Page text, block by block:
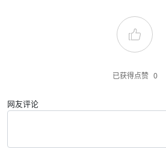
已获得点赞 0
网友评论